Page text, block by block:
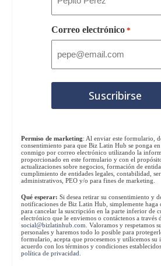
Correo electrónico *
Permiso de marketing: Al enviar este formulario,
consentimiento para que Biz Latin Hub se ponga
conmigo por correo electrónico utilizando la
proporcionado en este formulario y con el
actualizaciones sobre negocios, formación de
cumplimiento de entidades legales, contabilidad,
administrativos, PEO y/o para fines de marketing.
Qué esperar: Si desea retirar su consentimiento y
notificaciones de Biz Latin Hub, simplemente haga
para cancelar la suscripción en la parte inferior de
electrónico que le enviemos o contáctenos a través
social@bizlatinhub.com. Valoramos y respetamos
personales y haremos todo lo posible para
formulario, acepta que procesemos y utilicemos su
acuerdo con los términos y condiciones
política de privacidad.